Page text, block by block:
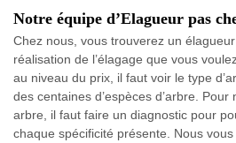
Notre équipe d’Elagueur pas
Chez nous, vous trouverez un
réalisation de l’élagage que vous
au niveau du prix, il faut voir le type
des centaines d’espèces d’arbre.
arbre, il faut faire un diagnostic pour
chaque spécificité présente. Nous